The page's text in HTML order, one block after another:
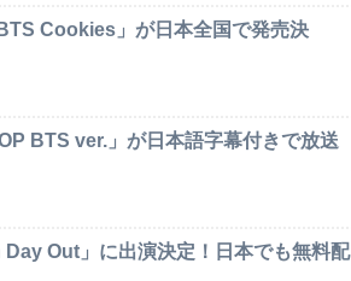
Cookies」が日本全国で発売決
BTS ver.」が日本語字幕付きで放送
Out」に出演決定！日本でも無料配